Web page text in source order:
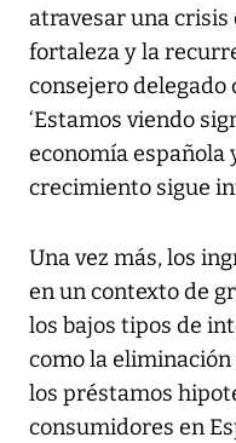
atravesar una
fortaleza y la
consejero delegado
‘Estamos viendo
economía española
crecimiento sigue
Una vez más, los
en un contexto de
los bajos tipos de
como la
los préstamos
consumidores en